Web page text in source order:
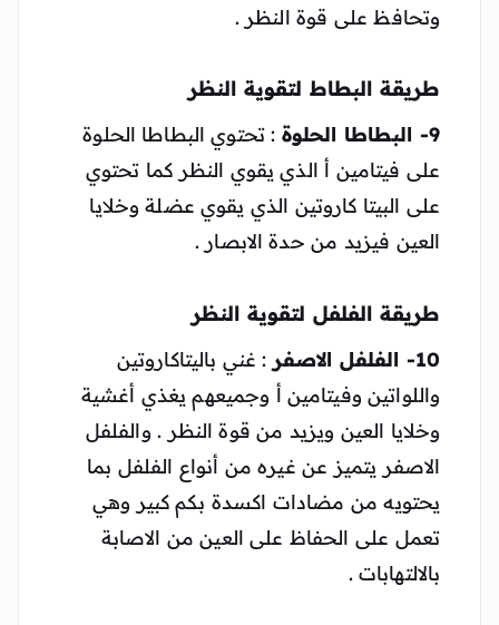
وتحافظ على قوة النظر .
طريقة البطاط لتقوية النظر
9- البطاطا الحلوة
: تحتوي البطاطا الحلوة
على فيتامين أ الذي يقوي النظر كما تحتوي
على البيتا كاروتين الذي يقوي عضلة وخلايا
العين فيزيد من حدة الابصار .
طريقة الفلفل لتقوية النظر
10- الفلفل الاصفر
: غني باليتاكاروتين
واللواتين وفيتامين أ وجميعهم يغذي أغشية
وخلايا العين ويزيد من قوة النظر . والفلفل
الاصفر يتميز عن غيره من أنواع الفلفل بما
يحتويه من مضادات اكسدة بكم كبير وهي
تعمل على الحفاظ على العين من الاصابة
بالالتهابات .